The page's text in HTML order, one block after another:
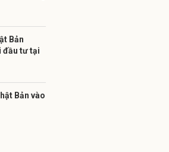
Bản
đầu tư tại
Bản vào